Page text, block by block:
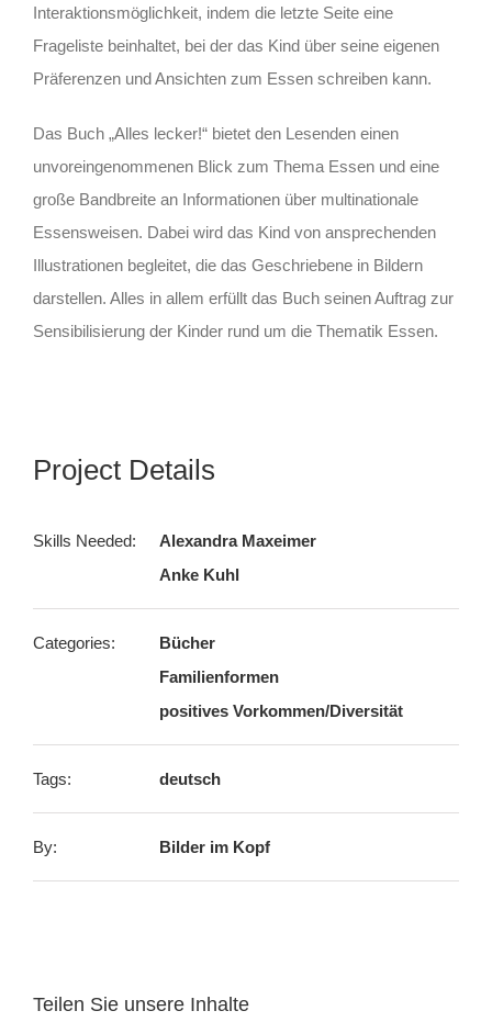
Interaktionsmöglichkeit, indem die letzte Seite eine
Frageliste beinhaltet, bei der das Kind über seine eigenen
Präferenzen und Ansichten zum Essen schreiben kann.
Das Buch „Alles lecker!“ bietet den Lesenden einen
unvoreingenommenen Blick zum Thema Essen und eine
große Bandbreite an Informationen über multinationale
Essensweisen. Dabei wird das Kind von ansprechenden
Illustrationen begleitet, die das Geschriebene in Bildern
darstellen. Alles in allem erfüllt das Buch seinen Auftrag zur
Sensibilisierung der Kinder rund um die Thematik Essen.
Project Details
Skills Needed:
Alexandra Maxeimer
Anke Kuhl
Categories:
Bücher
Familienformen
positives Vorkommen/Diversität
Tags: deutsch
By: Bilder im Kopf
Teilen Sie unsere Inhalte